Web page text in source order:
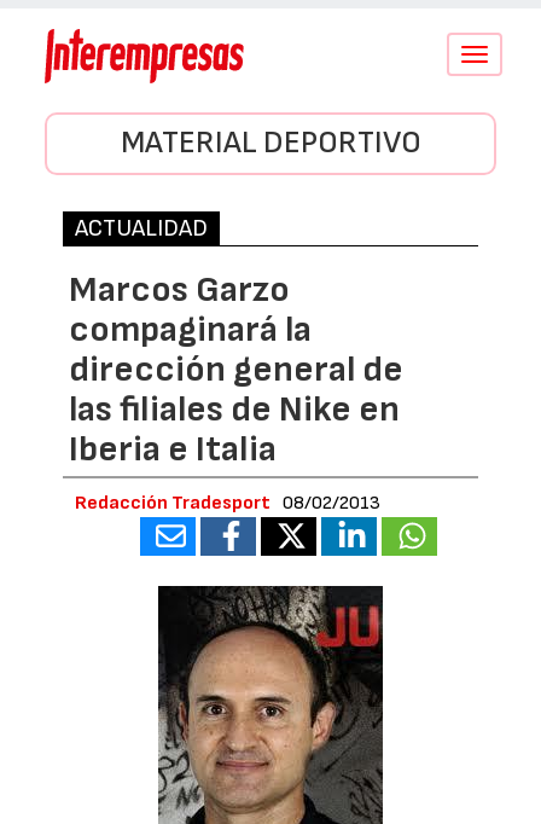
Conmutar
MATERIAL DEPORTIVO
ACTUALIDAD
Marcos Garzo
compaginará la
dirección general de
las filiales de Nike en
Iberia e Italia
Redacción Tradesport 08/02/2013